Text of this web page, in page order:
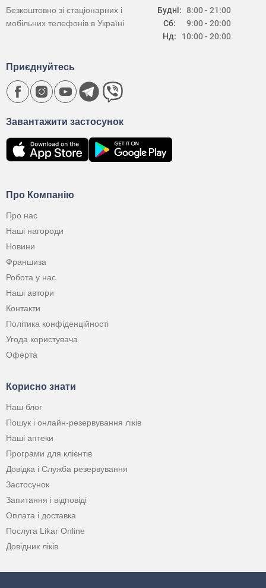
Будні:
Сб:
Нд:
8:00 - 21:00
9:00 - 20:00
10:00 - 20:00
Безкоштовно зі стаціонарних і
мобільних телефонів в Україні
Про Компанію
Про нас
Наші нагороди
Новини
Франшиза
Робота у нас
Наші автори
Контакти
Політика конфіденційності
Угода користувача
Оферта
Корисно знати
Наш блог
Пошук і онлайн-резервування ліків
Наші аптеки
Програми для клієнтів
Довідка і Служба резервування
Застосунок
Запитання і відповіді
Оплата і доставка
Послуга Likar Online
Довідник ліків
Завантажити застосунок
Приєднуйтесь